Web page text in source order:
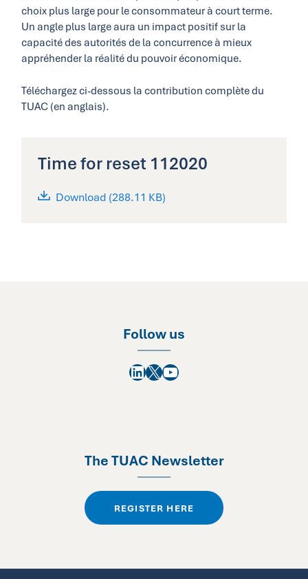
choix plus large pour le consommateur à court terme.
Un angle plus large aura un impact positif sur la
capacité des autorités de la concurrence à mieux
appréhender la réalité du pouvoir économique.
Téléchargez ci-dessous la contribution complète du
TUAC (en anglais).
Time for reset 112020
Download (288.11 KB)
Follow us
LinkedIn
X YouTube
The TUAC Newsletter
REGISTER HERE